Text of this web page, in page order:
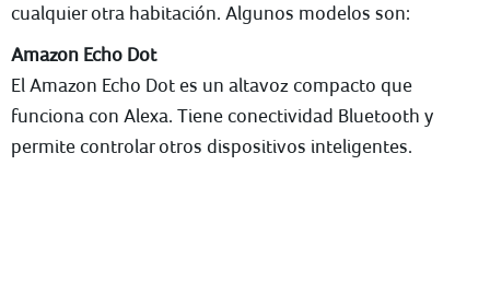
cualquier otra habitación. Algunos modelos son:
Amazon Echo Dot
El Amazon Echo Dot es un altavoz compacto que
funciona con Alexa. Tiene conectividad Bluetooth y
permite controlar otros dispositivos inteligentes.